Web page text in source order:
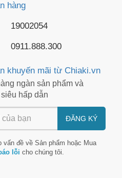
hàng
19002054
0911.888.300
khuyến mãi từ Chiaki.vn
ngàn sản phẩm và
hấp dẫn
ĐĂNG KÝ
vấn đề về Sản phẩm hoặc Mua
lỗi cho chúng tôi.